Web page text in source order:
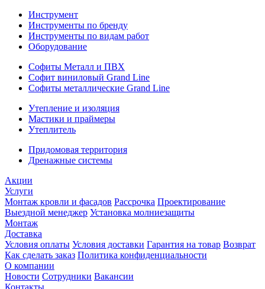
Инструмент
Инструменты по бренду
Инструменты по видам работ
Оборудование
Софиты Металл и ПВХ
Софит виниловый Grand Line
Софиты металлические Grand Line
Утепление и изоляция
Мастики и праймеры
Утеплитель
Придомовая территория
Дренажные системы
Акции
Услуги
Монтаж кровли и фасадов Рассрочка Проектирование
Выездной менеджер Установка молниезащиты
Монтаж
Доставка
Условия оплаты Условия доставки Гарантия на товар Возврат
Как сделать заказ Политика конфиденциальности
О компании
Новости Сотрудники Вакансии
Контакты